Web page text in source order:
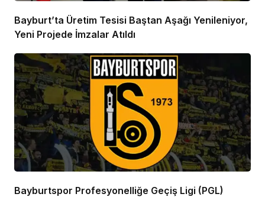
Bayburt’ta Üretim Tesisi Baştan Aşağı Yenileniyor,
Yeni Projede İmzalar Atıldı
Bayburtspor Profesyonelliğe Geçiş Ligi (PGL)